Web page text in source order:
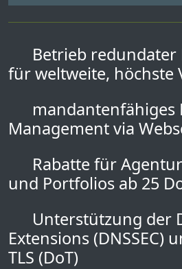
Betrieb redundater
für weltweite, höchste
mandantenfähiges
Management via
Rabatte für
und Portfolios ab 25
Unterstützung der
Extensions (DNSSEC)
TLS (DoT)